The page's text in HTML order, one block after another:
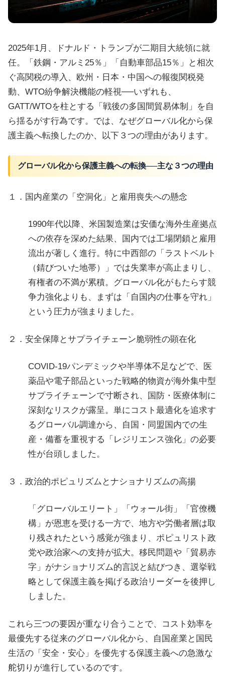
2025年1月、ドナルド・トランプが二期目大統領に就
任。「鉄鋼・アルミ25％」「自動車部品15％」と相次
ぐ高関税の導入、欧州・日本・中国への報復関税発
動、WTO紛争解決機能の軽視──いずれも、
GATT/WTOを柱とする「戦後の多国間貿易体制」を自
ら揺るがす行為です。では、なぜグローバル化から保
護主義へ転換したのか、以下３つの理由があります。
グローバル化から保護主義への転換──主な３つの理由
１．国内産業の「空洞化」と雇用喪失への懸念
1990年代以降、米国製造業は安価な海外生産拠点
への依存を深めた結果、国内では工場閉鎖と雇用
流出が著しく進行。特に中西部の「ラストベルト
（錆びついた地帯）」では失業率が高止まりし、
有権者の不満が累積。グローバル化がもたらす競
争力強化よりも、まずは「自国内の仕事を守れ」
という圧力が強まりました。
２．安全保障とサプライチェーン脆弱性の顕在化
COVID-19パンデミックや半導体不足などで、医
薬品や電子部品といった戦略的物資が海外集中型
サプライチェーンで寸断され、国防・医療体制に
深刻なリスクが露呈。単にコスト最適化を追求す
るグローバル調達から、自国・同盟国内での生
産・備蓄を重視する「レジリエンス強化」の必要
性が台頭しました。
３．政治的ポピュリズムとナショナリズムの高揚
「グローバルエリート」「ウォール街」「官僚機
構」が恩恵を受ける一方で、地方や労働者層は取
り残されたという感覚が強まり、ポピュリスト政
党や政治家への支持が拡大。移民問題や「貿易赤
字」がナショナリズム的言説と結びつき、選挙戦
略として保護主義を掲げる政治リーダーを後押し
しました。
これら三つの要因が重なり合うことで、コスト効率を
最優先する従来のグローバル化から、自国産業と国民
生活の「安全・安心」を優先する保護主義への急激な
舵切りが進行しているのです。